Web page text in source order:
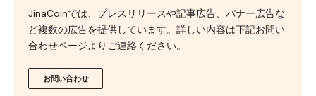
JinaCoinでは、プレスリリースや記事広告、バナー広告な
ど複数の広告を提供しています。詳しい内容は下記お問い
合わせページよりご連絡ください。
お問い合わせ